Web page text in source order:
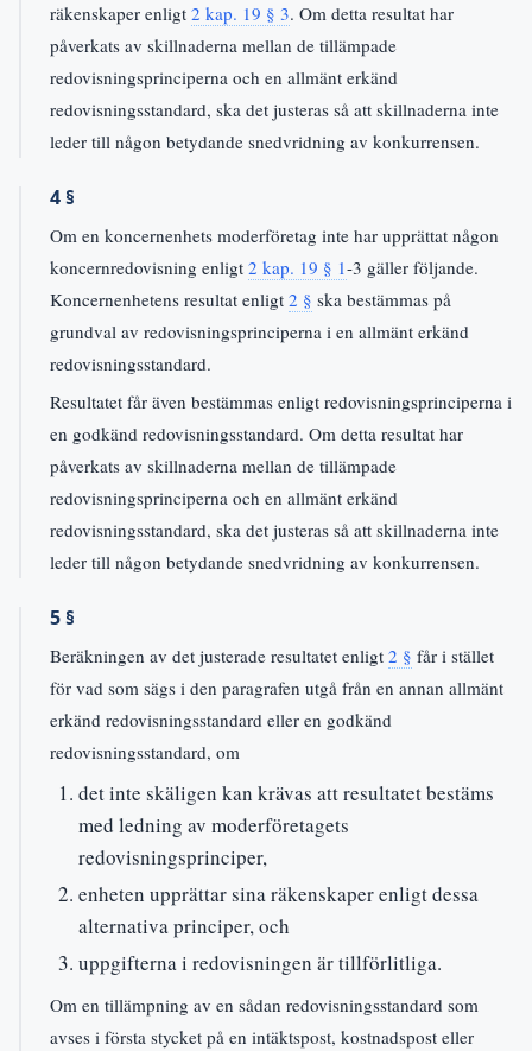
räkenskaper enligt 2 kap. 19 § 3. Om detta resultat har
påverkats av skillnaderna mellan de tillämpade
redovisningsprinciperna och en allmänt erkänd
redovisningsstandard, ska det justeras så att skillnaderna inte
leder till någon betydande snedvridning av konkurrensen.
4 §
Om en koncernenhets moderföretag inte har upprättat någon
koncernredovisning enligt 2 kap. 19 § 1-3 gäller följande.
Koncernenhetens resultat enligt 2 § ska bestämmas på
grundval av redovisningsprinciperna i en allmänt erkänd
redovisningsstandard.
Resultatet får även bestämmas enligt redovisningsprinciperna i
en godkänd redovisningsstandard. Om detta resultat har
påverkats av skillnaderna mellan de tillämpade
redovisningsprinciperna och en allmänt erkänd
redovisningsstandard, ska det justeras så att skillnaderna inte
leder till någon betydande snedvridning av konkurrensen.
5 §
Beräkningen av det justerade resultatet enligt 2 § får i stället
för vad som sägs i den paragrafen utgå från en annan allmänt
erkänd redovisningsstandard eller en godkänd
redovisningsstandard, om
det inte skäligen kan krävas att resultatet bestäms
med ledning av moderföretagets
redovisningsprinciper,
enheten upprättar sina räkenskaper enligt dessa
alternativa principer, och
uppgifterna i redovisningen är tillförlitliga.
Om en tillämpning av en sådan redovisningsstandard som
avses i första stycket på en intäktspost, kostnadspost eller